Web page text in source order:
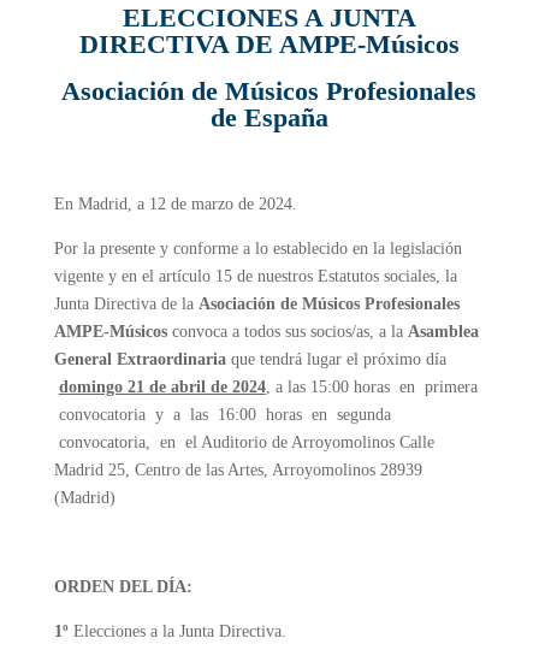
ELECCIONES A JUNTA
DIRECTIVA DE AMPE-Músicos
Asociación de Músicos Profesionales
de España
En Madrid, a 12 de marzo de 2024.
Por la presente y conforme a lo establecido en la legislación
vigente y en el artículo 15 de nuestros Estatutos sociales, la
Junta Directiva de la Asociación de Músicos Profesionales
AMPE-Músicos convoca a todos sus socios/as, a la Asamblea
General Extraordinaria que tendrá lugar el próximo día
domingo 21 de abril de 2024, a las 15:00 horas en primera
convocatoria y a las 16:00 horas en segunda
convocatoria, en el Auditorio de Arroyomolinos Calle
Madrid 25, Centro de las Artes, Arroyomolinos 28939
(Madrid)
ORDEN DEL DÍA:
1º Elecciones a la Junta Directiva.